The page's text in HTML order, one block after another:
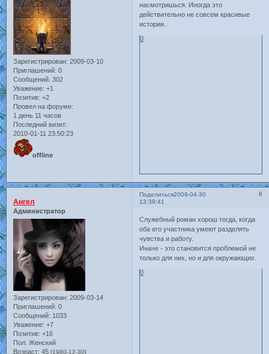
Зарегистрирован: 2009-03-10
Приглашений: 0
Сообщений: 302
Уважение: +1
Позитив: +2
Провел на форуме:
1 день 11 часов
Последний визит:
2010-01-11 23:50:23
offline
насмотришься. Иногда это
действительно не совсем красивые
истории.
0
Поделиться 6
2009-04-30
13:39:41
Ангел
Администратор
Зарегистрирован: 2009-03-14
Приглашений: 0
Сообщений: 1033
Уважение: +7
Позитив: +16
Пол: Женский
Возраст: 45 [1980-12-30]
Служебный роман хорош тогда, когда
оба его участника умеют разделять
чувства и работу.
Иначе - это становится проблемой не
только для них, но и для окружающих.
0